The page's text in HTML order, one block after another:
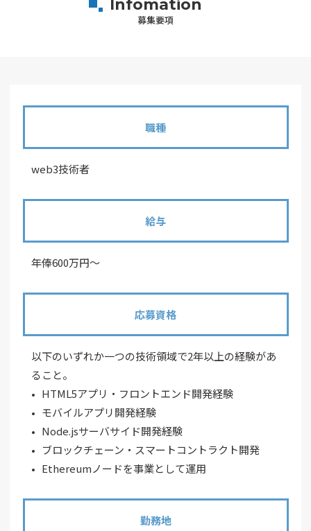
Infomation
募集要項
職種
web3技術者
給与
年俸600万円～
応募資格
以下のいずれか一つの技術領域で2年以上の経験があ
ること。
HTML5アプリ・フロントエンド開発経験
モバイルアプリ開発経験
Node.jsサーバサイド開発経験
ブロックチェーン・スマートコントラクト開発
Ethereumノードを事業として運用
勤務地